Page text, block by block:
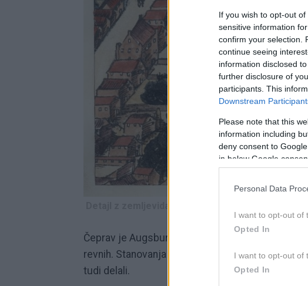
If you wish to opt-out
sensitive information
confirm your selection.
continue seeing
information disclosed
further disclosure of
participants. This
Downstream
Please note that this
information including
deny consent to
in below Google
Personal Data
I want to opt-out of
Opted In
I want to opt-out of
Opted In
Čeprav je Augsburg veljal za eno najbogatejših
revnih. Stanovanja je namenil predvsem
tudi delali.